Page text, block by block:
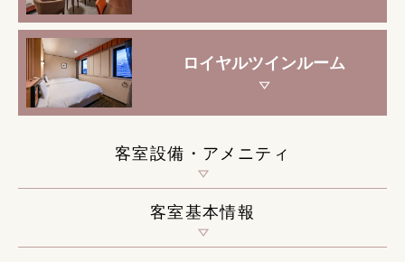
ロイヤルツインルーム
客室設備・アメニティ
客室基本情報